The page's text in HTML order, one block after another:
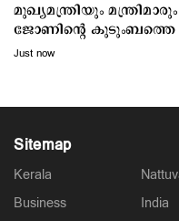
മുഖ്യമന്ത്രിയും
ജോണിന്‍റെ കുടുംബത്തെ
മന്ത്രി
Just now
Sitemap
Kerala
Business
India